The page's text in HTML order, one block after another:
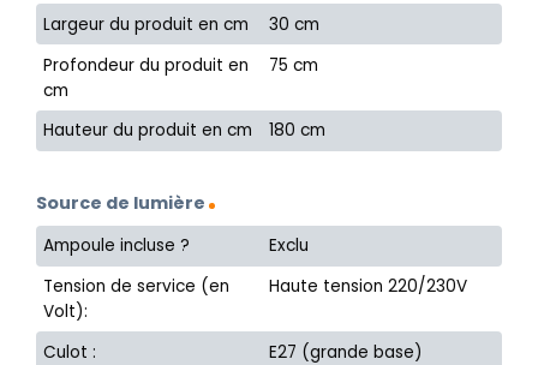
Largeur du produit en cm
30 cm
Profondeur du produit en
cm
75 cm
Hauteur du produit en cm 180 cm
Source de lumière
Ampoule incluse ?
Exclu
Tension de service (en
Volt):
Haute tension 220/230V
Culot : E27 (grande base)